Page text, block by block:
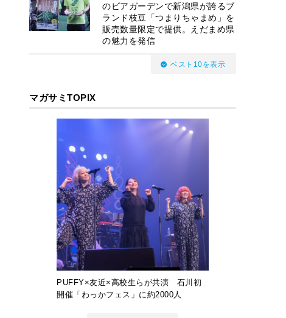
のビアガーデンで新潟県が誇るブ
ランド枝豆「つまりちゃまめ」を
販売数量限定で提供。えだまめ県
の魅力を発信
ベスト10を表示
マガサミTOPIX
PUFFY×友近×高校生らが共演 石川初
開催「わっかフェス」に約2000人